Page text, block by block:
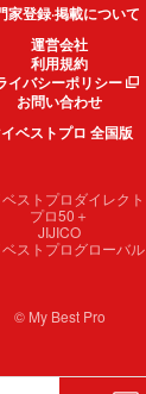
家登録·掲載について
運営会社
利用規約
イバシーポリシー
お問い合わせ
ベストプロ 全国版
ストプロダイレクト
プロ50＋
JIJICO
ストプログローバル
© My Best Pro